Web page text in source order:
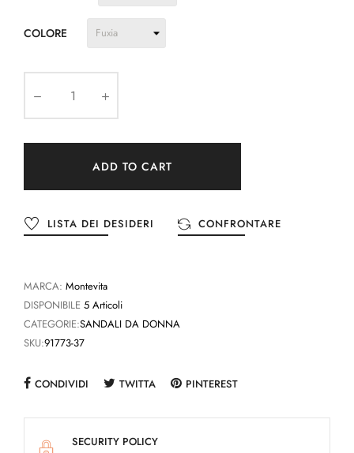
COLORE
ADD TO CART
LISTA DEI DESIDERI CONFRONTARE
MARCA: Montevita
DISPONIBILE 5 Articoli
CATEGORIE:SANDALI DA DONNA
SKU:91773-37
CONDIVIDI TWITTA PINTEREST
SECURITY POLICY